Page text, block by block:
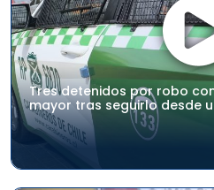
Tres detenidos por robo
mayor tras seguirlo desde